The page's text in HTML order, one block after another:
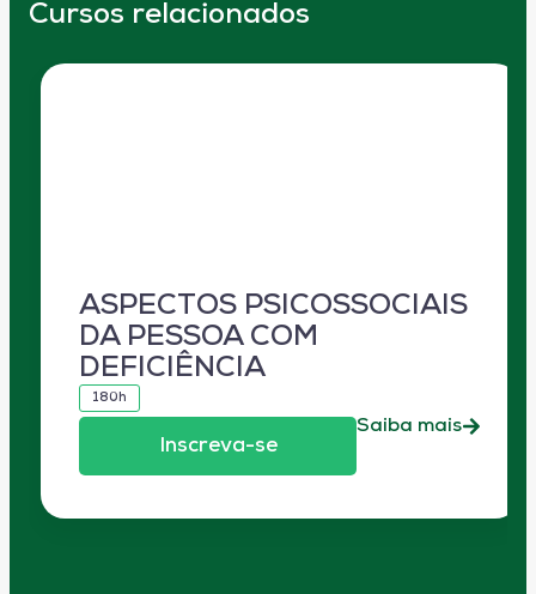
Cursos relacionados
ASPECTOS PSICOSSOCIAIS
DA PESSOA COM
DEFICIÊNCIA
180h
Inscreva-se
Saiba mais